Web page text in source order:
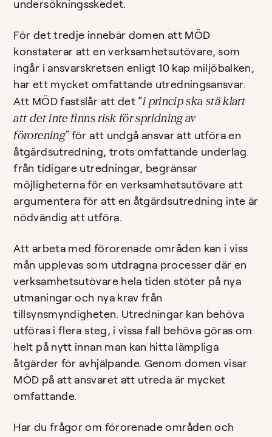
undersökningsskedet.
För det tredje innebär domen att MÖD
konstaterar att en verksamhetsutövare, som
ingår i ansvarskretsen enligt 10 kap miljöbalken,
har ett mycket omfattande utredningsansvar.
Att MÖD fastslår att det ”i princip ska stå klart
att det inte finns risk för spridning av
förorening” för att undgå ansvar att utföra en
åtgärdsutredning, trots omfattande underlag
från tidigare utredningar, begränsar
möjligheterna för en verksamhetsutövare att
argumentera för att en åtgärdsutredning inte är
nödvändig att utföra.
Att arbeta med förorenade områden kan i viss
mån upplevas som utdragna processer där en
verksamhetsutövare hela tiden stöter på nya
utmaningar och nya krav från
tillsynsmyndigheten. Utredningar kan behöva
utföras i flera steg, i vissa fall behöva göras om
helt på nytt innan man kan hitta lämpliga
åtgärder för avhjälpande. Genom domen visar
MÖD på att ansvaret att utreda är mycket
omfattande.
Har du frågor om förorenade områden och